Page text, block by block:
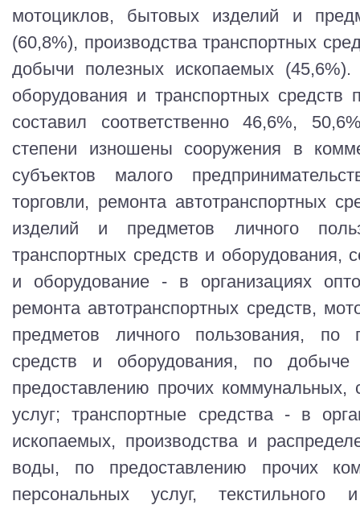
мотоциклов, бытовых изделий и
(60,8%), производства транспортных
добычи полезных ископаемых
оборудования и транспортных средств
составил соответственно 46,6%,
степени изношены сооружения в
субъектов малого
торговли, ремонта автотранспортных
изделий и предметов личного
транспортных средств и оборудования,
и оборудование - в организациях
ремонта автотранспортных средств,
предметов личного пользования, по
средств и оборудования, по
предоставлению прочих коммунальных,
услуг; транспортные средства - в
ископаемых, производства и
воды, по предоставлению прочих
персональных услуг, текстильного